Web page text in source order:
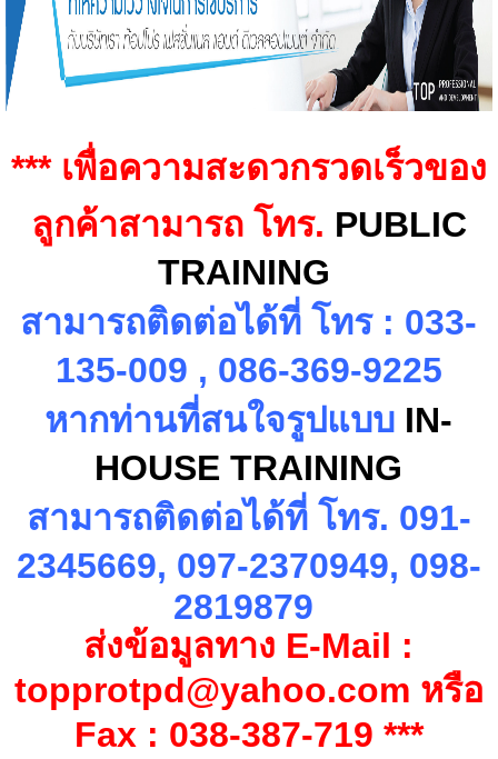
*** เพื่อความสะดวกรวดเร็วของ
ลูกค้าสามารถ โทร. PUBLIC
TRAINING
สามารถติดต่อได้ที่ โทร : 033-
135-009 , 086-369-9225
หากท่านที่สนใจรูปแบบ IN-
HOUSE TRAINING
สามารถติดต่อได้ที่ โทร. 091-
2345669, 097-2370949, 098-
2819879
ส่งข้อมูลทาง E-Mail :
topprotpd@yahoo.com หรือ
Fax : 038-387-719 ***